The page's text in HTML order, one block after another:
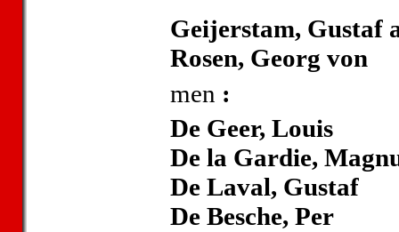
Geijerstam, Gustaf
Rosen, Georg von
men :
De Geer, Louis
De la Gardie,
De Laval, Gustaf
De Besche, Per